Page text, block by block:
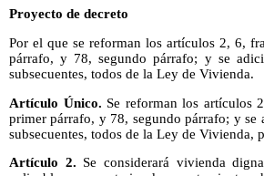
Proyecto de decreto
Por el que se reforman los artículos 2, 6,
párrafo, y 78, segundo párrafo; y se
subsecuentes, todos de la Ley de Vivienda.
Artículo Único. Se reforman los artículos
primer párrafo, y 78, segundo párrafo; y
subsecuentes, todos de la Ley de Vivienda,
Artículo 2. Se considerará vivienda